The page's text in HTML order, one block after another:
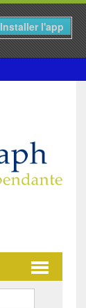
Installer l'app